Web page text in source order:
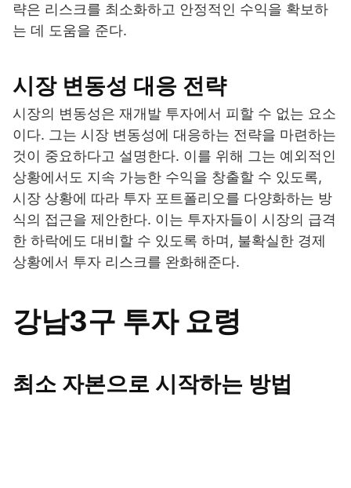
략은 리스크를 최소화하고 안정적인 수익을 확보하
는 데 도움을 준다.
시장 변동성 대응 전략
시장의 변동성은 재개발 투자에서 피할 수 없는 요소
이다. 그는 시장 변동성에 대응하는 전략을 마련하는
것이 중요하다고 설명한다. 이를 위해 그는 예외적인
상황에서도 지속 가능한 수익을 창출할 수 있도록,
시장 상황에 따라 투자 포트폴리오를 다양화하는 방
식의 접근을 제안한다. 이는 투자자들이 시장의 급격
한 하락에도 대비할 수 있도록 하며, 불확실한 경제
상황에서 투자 리스크를 완화해준다.
강남3구 투자 요령
최소 자본으로 시작하는 방법